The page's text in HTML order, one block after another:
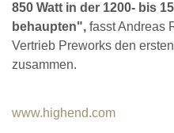
850 Watt in der 1200- bis
behaupten", fasst Andreas
Vertrieb Preworks den
zusammen.
www.highend.com